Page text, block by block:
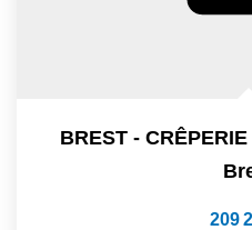
BREST -
209